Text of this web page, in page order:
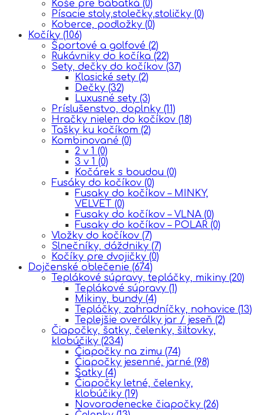
Koše pre bábätká (0)
Písacie stoly,stolečky,stoličky (0)
Koberce, podložky (0)
Kočíky (106)
Športové a golfové (2)
Rukávniky do kočíka (22)
Sety, dečky do kočíkov (37)
Klasické sety (2)
Dečky (32)
Luxusné sety (3)
Príslušenstvo, doplnky (11)
Hračky nielen do kočíkov (18)
Tašky ku kočíkom (2)
Kombinované (0)
2 v 1 (0)
3 v 1 (0)
Kočárek s boudou (0)
Fusáky do kočíkov (0)
Fusaky do kočíkov – MINKY,
VELVET (0)
Fusaky do kočíkov – VLNA (0)
Fusaky do kočíkov – POLAR (0)
Vložky do kočíkov (7)
Slnečníky, dáždniky (7)
Kočíky pre dvojičky (0)
Dojčenské oblečenie (674)
Teplákové súpravy, tepláčky, mikiny (20)
Teplákové súpravy (1)
Mikiny, bundy (4)
Tepláčky, zahradníčky, nohavice (13)
Teplejšie overálky jar / jeseň (2)
Čiapočky, šatky, čelenky, šiltovky,
klobúčiky (234)
Čiapočky na zimu (74)
Čiapočky jesenné, jarné (98)
Šatky (4)
Čiapočky letné, čelenky,
klobúčiky (19)
Novorodenecke čiapočky (26)